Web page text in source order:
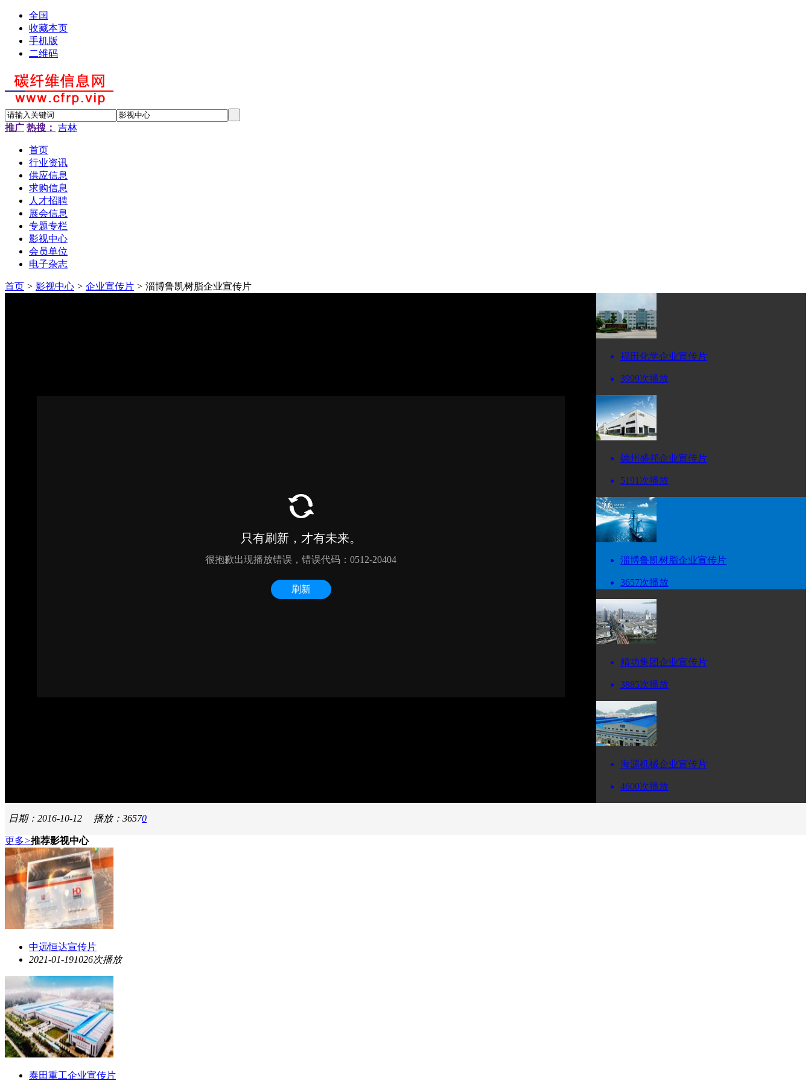
全国
收藏本页
手机版
二维码
推广 热搜： 吉林
首页
行业资讯
供应信息
求购信息
人才招聘
展会信息
专题专栏
影视中心
会员单位
电子杂志
首页 > 影视中心 > 企业宣传片 > 淄博鲁凯树脂企业宣传片
福田化学企业宣传片
3999次播放
德州盛邦企业宣传片
5191次播放
淄博鲁凯树脂企业宣传片
3657次播放
精功集团企业宣传片
3885次播放
海源机械企业宣传片
4600次播放
日期：2016-10-12 播放：36570
更多>推荐影视中心
中远恒达宣传片
2021-01-191026次播放
泰田重工企业宣传片